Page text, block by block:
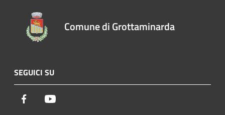
Comune di Grottaminarda
SEGUICI SU
Facebook